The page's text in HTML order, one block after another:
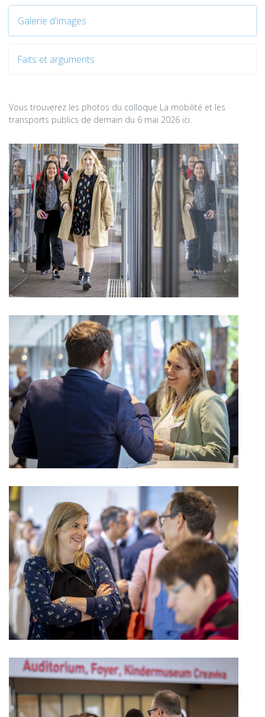
Galerie d'images
Faits et arguments
Vous trouverez les photos du colloque La mobilité et les
transports publics de demain du 6 mai 2026 ici.